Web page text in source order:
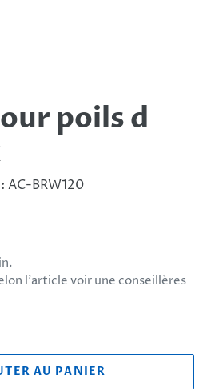
poils d
AC-BRW120
l’article voir une conseillères
AU PANIER